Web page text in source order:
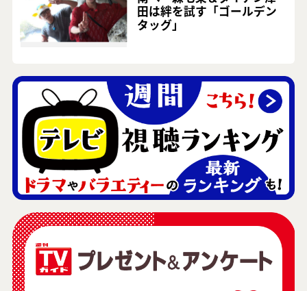
田は絆を試す「ゴールデン
タッグ」